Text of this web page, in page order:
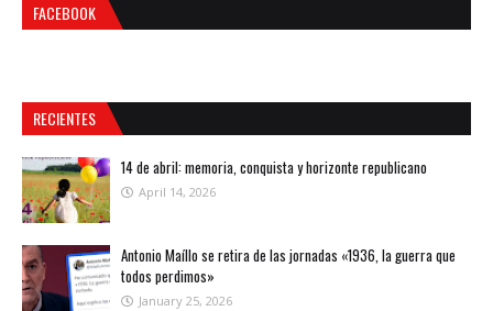
FACEBOOK
RECIENTES
14 de abril: memoria, conquista y horizonte republicano
April 14, 2026
Antonio Maíllo se retira de las jornadas «1936, la guerra que
todos perdimos»
January 25, 2026